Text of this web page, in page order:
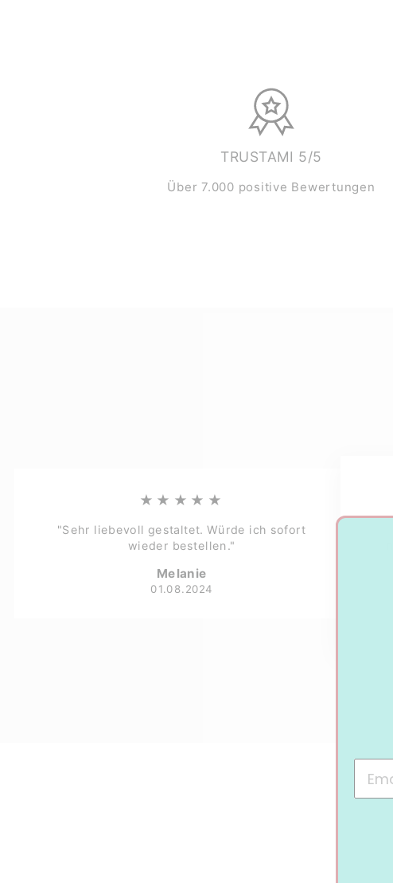
TRUSTAMI 5/5
Über 7.000 positive Bewertungen
★★★★★
"Sehr liebevoll gestaltet. Würde ich sofort
wieder bestellen."
Melanie
01.08.2024